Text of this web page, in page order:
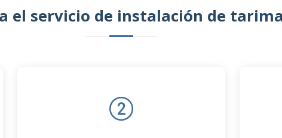
el servicio de instalación de